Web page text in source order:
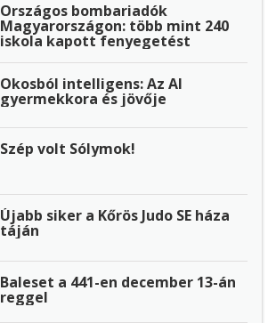
Országos bombariadók
Magyarországon: több mint 240
iskola kapott fenyegetést
Okosból intelligens: Az AI
gyermekkora és jövője
Szép volt Sólymok!
Újabb siker a Kőrös Judo SE háza
táján
Baleset a 441-en december 13-án
reggel